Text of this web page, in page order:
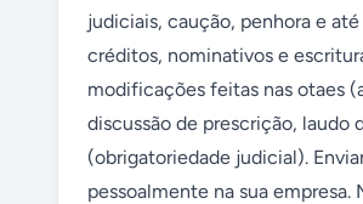
judiciais, caução, penhora e
créditos, nominativos e
modificações feitas nas otaes
discussão de prescrição,
(obrigatoriedade judicial).
pessoalmente na sua